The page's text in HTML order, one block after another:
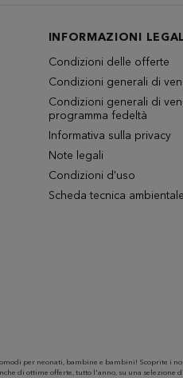
INFORMAZIONI LEGALI
Condizioni delle offerte
Condizioni generali di
Condizioni generali di
programma fedeltà
Informativa sulla privacy
Note legali
Condizioni d'uso
Scheda tecnica ambientale
per neonati, bambine e bambini! Scoprite i
di ottime offerte, tutto l'anno, su una selezione